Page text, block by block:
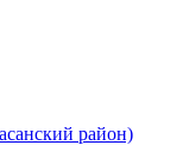
район)